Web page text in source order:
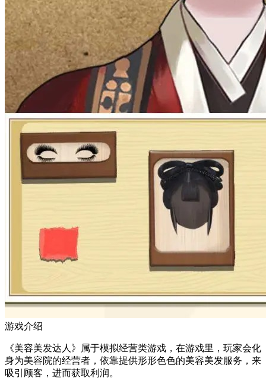
游戏介绍
《美容美发达人》属于模拟经营类游戏，在游戏里，玩家会化
身为美容院的经营者，依靠提供形形色色的美容美发服务，来
吸引顾客，进而获取利润。